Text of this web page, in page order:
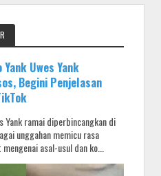
Uwes Yank
Begini Penjelasan
Yank ramai diperbincangkan di
unggahan memicu rasa
asal-usul dan ko...